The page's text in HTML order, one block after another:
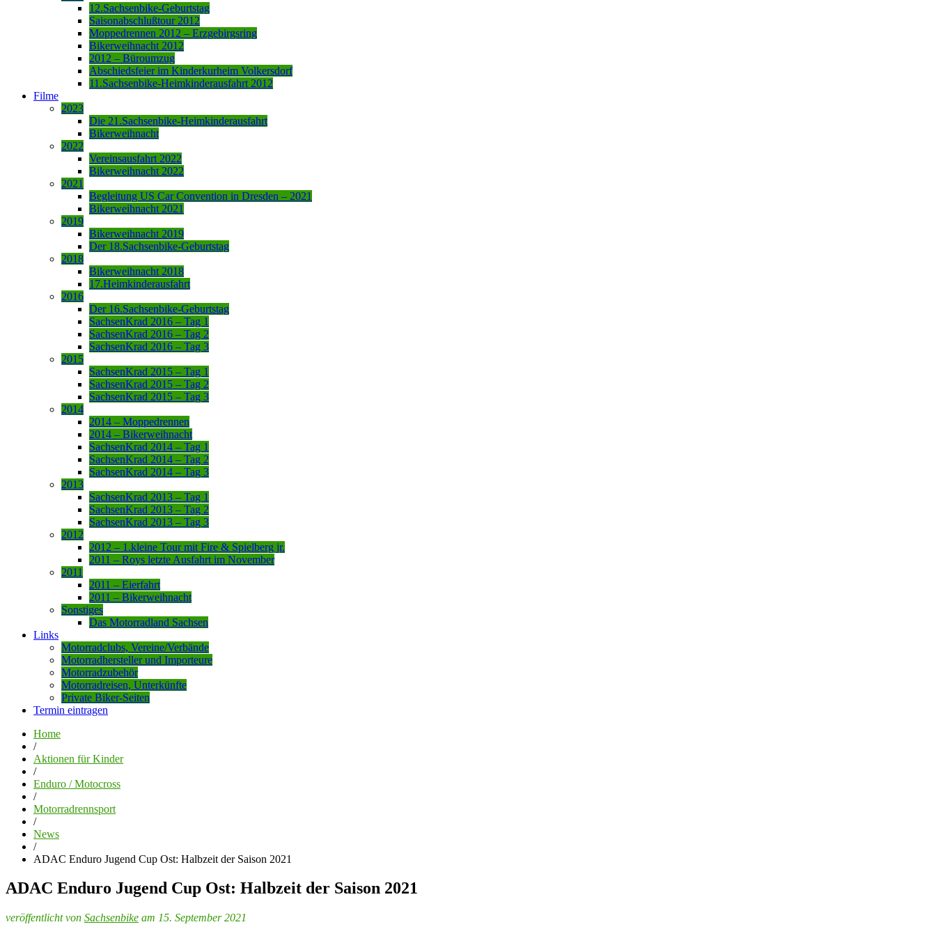
12.Sachsenbike-Geburtstag
Saisonabschlußtour 2012
Moppedrennen 2012 – Erzgebirgsring
Bikerweihnacht 2012
2012 – Büroumzug
Abschiedsfeier im Kinderkurheim Volkersdorf
11.Sachsenbike-Heimkinderausfahrt 2012
Filme
2023
Die 21.Sachsenbike-Heimkinderausfahrt
Bikerweihnacht
2022
Vereinsausfahrt 2022
Bikerweihnacht 2022
2021
Begleitung US Car Convention in Dresden – 2021
Bikerweihnacht 2021
2019
Bikerweihnacht 2019
Der 18.Sachsenbike-Geburtstag
2018
Bikerweihnacht 2018
17.Heimkinderausfahrt
2016
Der 16.Sachsenbike-Geburtstag
SachsenKrad 2016 – Tag 1
SachsenKrad 2016 – Tag 2
SachsenKrad 2016 – Tag 3
2015
SachsenKrad 2015 – Tag 1
SachsenKrad 2015 – Tag 2
SachsenKrad 2015 – Tag 3
2014
2014 – Moppedrennen
2014 – Bikerweihnacht
SachsenKrad 2014 – Tag 1
SachsenKrad 2014 – Tag 2
SachsenKrad 2014 – Tag 3
2013
SachsenKrad 2013 – Tag 1
SachsenKrad 2013 – Tag 2
SachsenKrad 2013 – Tag 3
2012
2012 – 1.kleine Tour mit Fire & Spielberg jr.
2011 – Roys letzte Ausfahrt im November
2011
2011 – Eierfahrt
2011 – Bikerweihnacht
Sonstiges
Das Motorradland Sachsen
Links
Motorradclubs, Vereine/Verbände
Motorradhersteller und Importeure
Motorradzubehör
Motorradreisen, Unterkünfte
Private Biker-Seiten
Termin eintragen
Home
/
Aktionen für Kinder
/
Enduro / Motocross
/
Motorradrennsport
/
News
/
ADAC Enduro Jugend Cup Ost: Halbzeit der Saison 2021
ADAC Enduro Jugend Cup Ost: Halbzeit der Saison 2021
veröffentlicht von Sachsenbike am 15. September 2021